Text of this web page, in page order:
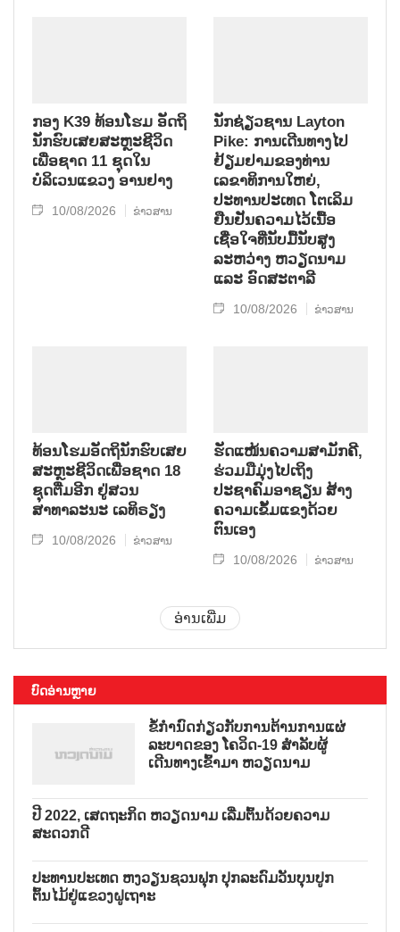
ກອງ K39 ທ້ອນໂຮມ ອັດຖິ
ນັກຮົບເສຍສະຫຼະຊີວິດ
ເພື່ອຊາດ 11 ຊຸດໃນ
ບໍລິເວນແຂວງ ອານຢາງ
10/08/2026 ຂ່າວສານ
ນັກຊ່ຽວຊານ Layton
Pike: ການເດີນທາງໄປ
ຢ້ຽມຢາມຂອງທ່ານ
ເລຂາທິການໃຫຍ່,
ປະທານປະເທດ ໂຕເລິມ
ຢືນຢັນຄວາມໄວ້ເນື້ອ
ເຊື່ອໃຈທີ່ນັບມື້ນັບສູງ
ລະຫວ່າງ ຫວຽດນາມ
ແລະ ອົດສະຕາລີ
10/08/2026 ຂ່າວສານ
ທ້ອນໂຮມອັດຖິນັກຮົບເສຍ
ສະຫຼະຊີວິດເພື່ອຊາດ 18
ຊຸດຕື່ມອີກ ຢູ່ສວນ
ສາທາລະນະ ເລທິຣຽງ
10/08/2026 ຂ່າວສານ
ຮັດແໜ້ນຄວາມສາມັກຄີ,
ຮ່ວມມືມຸ່ງໄປເຖິງ
ປະຊາຄົມອາຊຽນ ສ້າງ
ຄວາມເຂັ້ມແຂງດ້ວຍ
ຕົນເອງ
10/08/2026 ຂ່າວສານ
ອ່ານເພີ່ມ
ບົດອ່ານຫຼາຍ
ຂໍ້ກຳນົດກ່ຽວກັບການຕ້ານການແຜ່
ລະບາດຂອງ ໂຄວິດ-19 ສຳລັບຜູ້
ເດີນທາງເຂົ້າມາ ຫວຽດນາມ
ປີ 2022, ເສດຖະກິດ ຫວຽດນາມ ເລີ່ມຕົ້ນດ້ວຍຄວາມ
ສະດວກດີ
ປະທານປະເທດ ຫງວຽນຊວນຟຸກ ປຸກລະດົມວັນບຸນປູກ
ຕົ້ນໄມ້ຢູ່ແຂວງຝູເຖາະ